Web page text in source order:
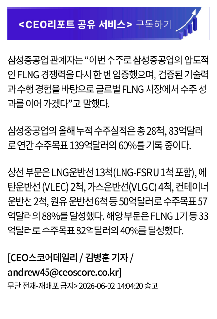
삼성중공업 관계자는 “이번 수주로 삼성중공업의 압도적
인 FLNG 경쟁력을 다시 한 번 입증했으며, 검증된 기술력
과 수행 경험을 바탕으로 글로벌 FLNG 시장에서 수주 성
과를 이어 가겠다”고 말했다.
삼성중공업의 올해 누적 수주실적은 총 28척, 83억달러
로 연간 수주목표 139억달러의 60%를 기록 중이다.
상선 부문은 LNG운반선 13척(LNG-FSRU 1척 포함), 에
탄운반선 (VLEC) 2척, 가스운반선(VLGC) 4척, 컨테이너
운반선 2척, 원유 운반선 6척 등 50억달러로 수주목표 57
억달러의 88%를 달성했다. 해양 부문은 FLNG 1기 등 33
억달러로 수주목표 82억달러의 40%를 달성했다.
[CEO스코어데일리 / 김병훈 기자 /
andrew45@ceoscore.co.kr]
무단 전재-재배포 금지> 2026-06-02 14:04:20 송고